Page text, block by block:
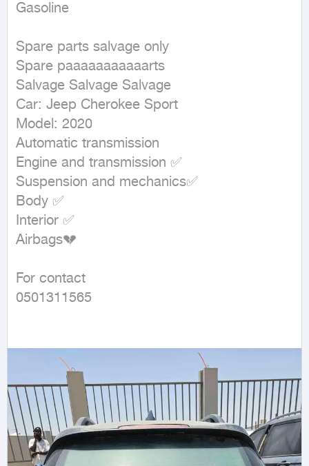
Gasoline
Spare parts salvage only
Spare paaaaaaaaaaarts
Salvage Salvage Salvage
Car: Jeep Cherokee Sport
Model: 2020
Automatic transmission
Engine and transmission ✅
Suspension and mechanics✅
Body ✅
Interior ✅
Airbags💔
For contact
0501311565